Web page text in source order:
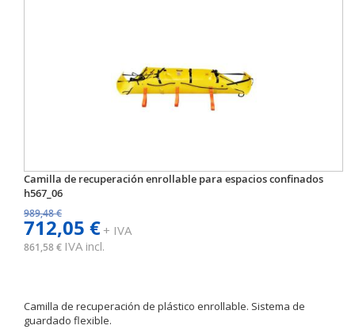
Camilla de recuperación enrollable para espacios confinados
h567_06
989,48 €
712,05 €+ IVA
861,58 € IVA incl.
Camilla de recuperación de plástico enrollable. Sistema de
guardado flexible.